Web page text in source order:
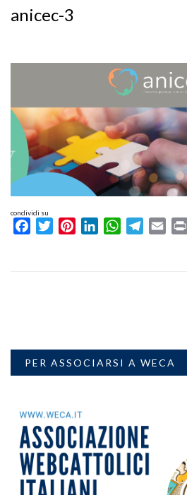
anicec-3
condividi su
FacebookTwitterPinterestLinkedInWhatsAppTelegram
Email
PER ASSOCIARSI A WECA